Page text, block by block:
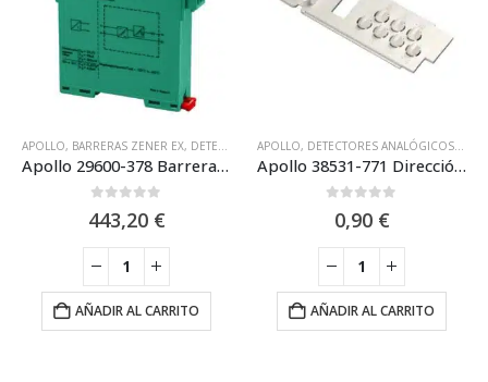
APOLLO, BARRERAS ZENER EX, DETECTOR CONVENCIONAL APOLLO ORBIS EN ,
Apollo 29600-378 Barrera galvánica I.S (ATEX) Apollo para detectores convencionales
443,20 €
AÑADIR AL CARRITO
APOLLO, DETECTORES ANALÓGICOS,
Apollo 38531-771 Dirección de recambio con lengüeta de plástico
0,90 €
AÑADIR AL CARRITO